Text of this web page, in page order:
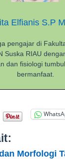
Elfianis S.P
pengajar di
Suska RIAU
dan fisiologi
bermanfaat.
Morfologi